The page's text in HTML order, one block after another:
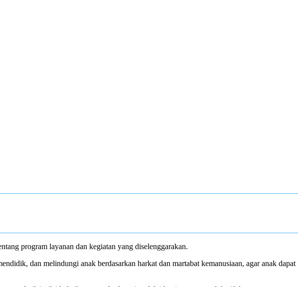
program layanan dan kegiatan yang diselenggarakan.
dan melindungi anak berdasarkan harkat dan martabat kemanusiaan, agar anak dapat